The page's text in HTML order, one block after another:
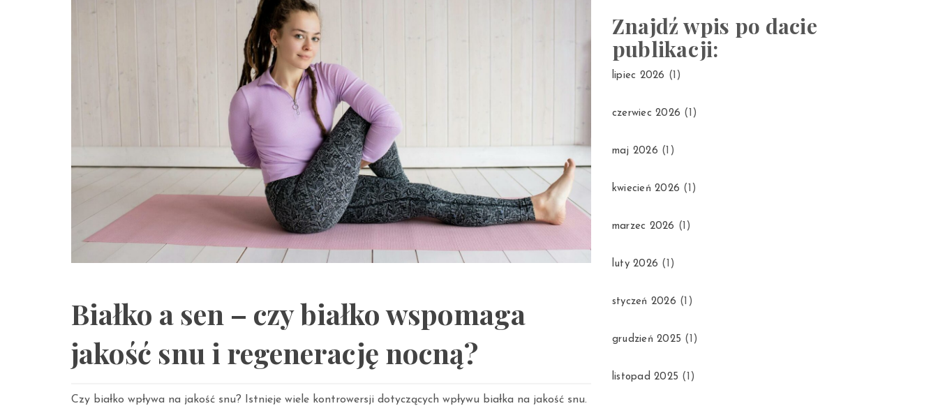
Białko a sen – czy białko wspomaga
jakość snu i regenerację nocną?
Czy białko wpływa na jakość snu? Istnieje wiele kontrowersji dotyczących wpływu białka na jakość snu.
Znajdź wpis po dacie
publikacji:
lipiec 2026 (1)
czerwiec 2026 (1)
maj 2026 (1)
kwiecień 2026 (1)
marzec 2026 (1)
luty 2026 (1)
styczeń 2026 (1)
grudzień 2025 (1)
listopad 2025 (1)